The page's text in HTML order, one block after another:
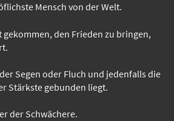
Mensch von der Welt.
gekommen, den Frieden zu bringen,
der Segen oder Fluch und jedenfalls die
Stärkste gebunden liegt.
der Schwächere.